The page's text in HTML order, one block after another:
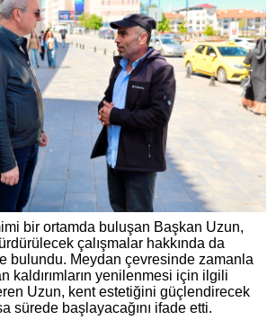
bir ortamda buluşan Başkan Uzun,
çalışmalar hakkında da
bulundu. Meydan çevresinde zamanla
kaldırımların yenilenmesi için ilgili
Uzun, kent estetiğini güçlendirecek
sürede başlayacağını ifade etti.